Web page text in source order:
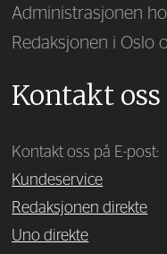
Administrasjonen
Redaksjonen i Oslo
Kontakt oss
Kontakt oss på E-post:
Kundeservice
Redaksjonen direkte
Uno direkte